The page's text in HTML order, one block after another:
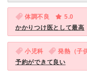
体調不良
5.0
かかりつけ医として最高
小児科 発熱（子
予約ができて良い